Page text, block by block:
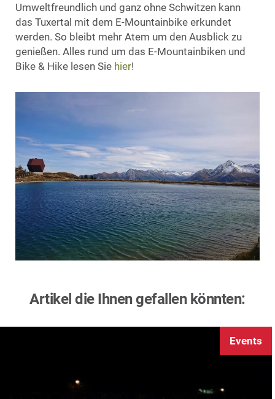
Umweltfreundlich und ganz ohne Schwitzen kann
das Tuxertal mit dem E-Mountainbike erkundet
werden. So bleibt mehr Atem um den Ausblick zu
genießen. Alles rund um das E-Mountainbiken und
Bike & Hike lesen Sie hier!
Artikel die Ihnen gefallen könnten:
Events